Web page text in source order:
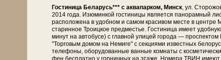
Гостиница Беларусь*** с аквапарком, Минск, ул.
2014 года. Изюминкой гости­ни­цы является панорамный
расположена в удобном и самом красивом месте в центре
старинное Троицкое предместье. Гостиница имеет
минут на автобусе) с главной улицей города —
"Торговым домом на Немиге" с секциями известных
телефоны, оборудованные ванные комнаты с
фен бесплатно у горничных на этаже. Номера ТВИН